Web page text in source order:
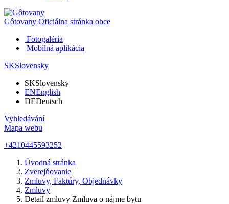
Gôtovany Oficiálna stránka obce
Fotogaléria
Mobilná aplikácia
SKSlovensky
SKSlovensky
ENEnglish
DEDeutsch
Vyhledávání
Mapa webu
+4210445593252
Úvodná stránka
Zverejňovanie
Zmluvy, Faktúry, Objednávky
Zmluvy
Detail zmluvy Zmluva o nájme bytu